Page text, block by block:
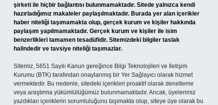
şirketi ile hiçbir bağlantısı bulunmamaktadır. Sitede yalnızca kendi
hazırladığımız makaleler paylaşılmaktadır. Burada yer alan içerikler
haber niteliği taşımamakta olup, gerçek kurum ve kişiler hakkında
paylaşım yapılmamaktadır. Gerçek kurum ve kişiler ile isim
benzerlikleri tamamen tesadüfidir. Sitemizdeki bilgiler taslak
halindedir ve tavsiye niteliği taşımazlar.
Sitemiz, 5651 Sayılı Kanun gereğince Bilgi Teknolojileri ve İletişim
Kurumu (BTK) tarafından onaylanmış bir Yer Sağlayıcı olarak hizmet
vermektedir. Bu nedenle, sitedeki içerikleri proaktif olarak denetleme
veya araştırma yükümlülüğümüz bulunmamaktadır. Ancak, üyelerimiz
yazdıkları içeriklerin sorumluluğunu taşımakta olup, siteye üye olarak bu